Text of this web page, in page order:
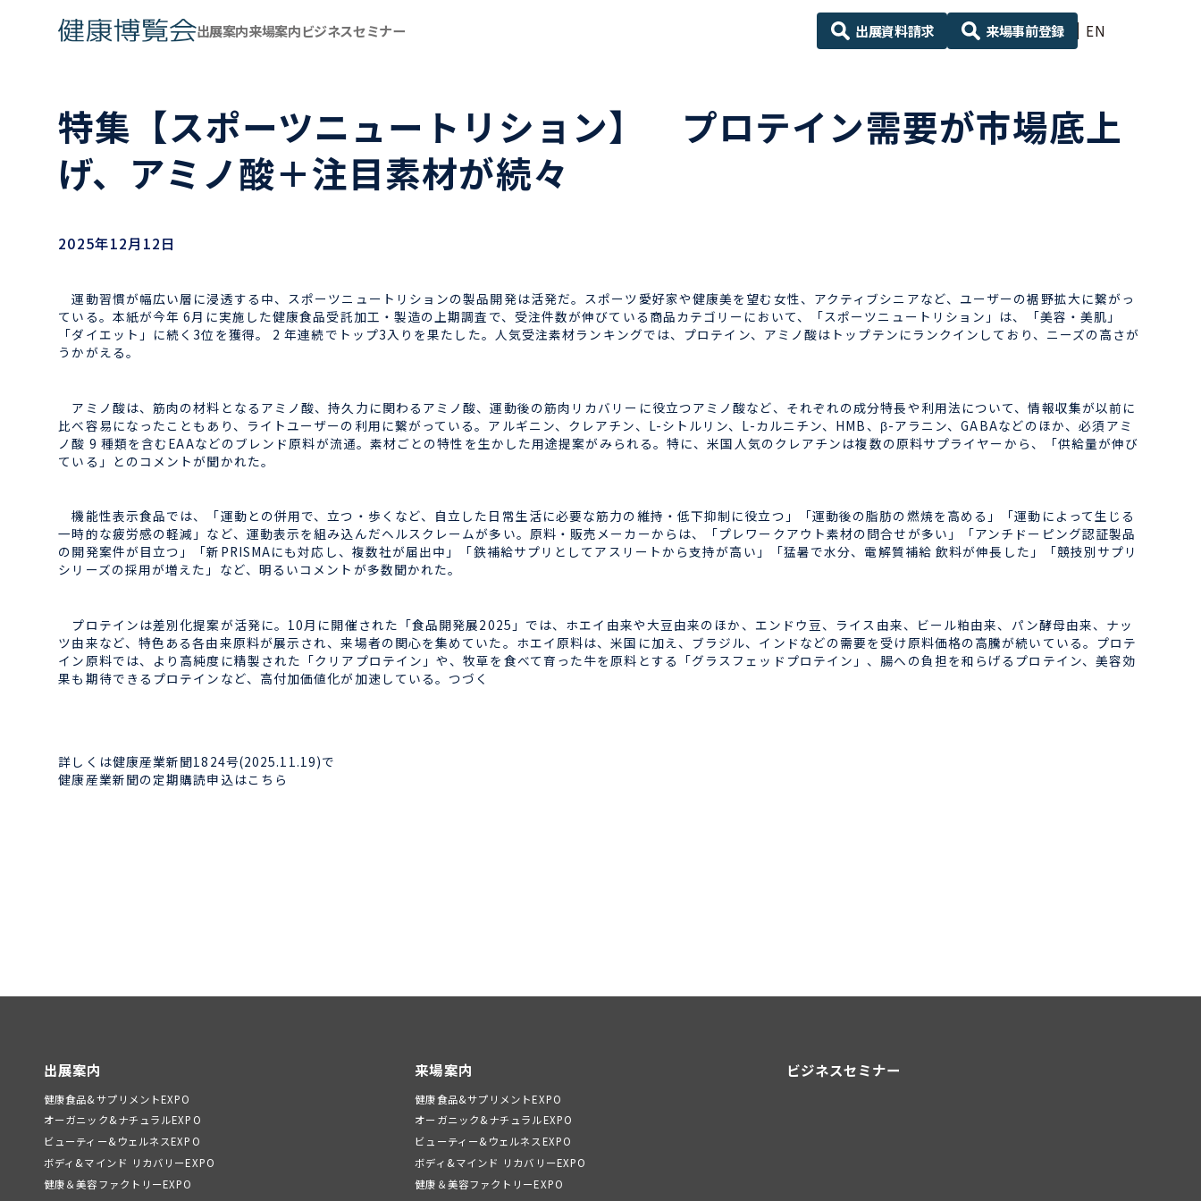
EN
出展案内来場案内ビジネスセミナー 出展資料請求 来場事前登録
特集【スポーツニュートリション】 プロテイン需要が市場底上
げ、アミノ酸＋注目素材が続々
2025年12月12日
運動習慣が幅広い層に浸透する中、スポーツニュートリションの製品開発は活発だ。スポーツ愛好家や健康美を望む女性、アクティブシニアなど、ユーザーの裾野拡大に繋がっ
ている。本紙が今年 6月に実施した健康食品受託加工・製造の上期調査で、受注件数が伸びている商品カテゴリーにおいて、「スポーツニュートリション」は、「美容・美肌」
「ダイエット」に続く3位を獲得。 2 年連続でトップ3入りを果たした。人気受注素材ランキングでは、プロテイン、アミノ酸はトップテンにランクインしており、ニーズの高さが
うかがえる。
アミノ酸は、筋肉の材料となるアミノ酸、持久力に関わるアミノ酸、運動後の筋肉リカバリーに役立つアミノ酸など、それぞれの成分特長や利用法について、情報収集が以前に
比べ容易になったこともあり、ライトユーザーの利用に繋がっている。アルギニン、クレアチン、L-シトルリン、L-カルニチン、HMB、β-アラニン、GABAなどのほか、必須アミ
ノ酸 9 種類を含むEAAなどのブレンド原料が流通。素材ごとの特性を生かした用途提案がみられる。特に、米国人気のクレアチンは複数の原料サプライヤーから、「供給量が伸び
ている」とのコメントが聞かれた。
機能性表示食品では、「運動との併用で、立つ・歩くなど、自立した日常生活に必要な筋力の維持・低下抑制に役立つ」「運動後の脂肪の燃焼を高める」「運動によって生じる
一時的な疲労感の軽減」など、運動表示を組み込んだヘルスクレームが多い。原料・販売メーカーからは、「プレワークアウト素材の問合せが多い」「アンチドーピング認証製品
の開発案件が目立つ」「新PRISMAにも対応し、複数社が届出中」「鉄補給サプリとしてアスリートから支持が高い」「猛暑で水分、電解質補給 飲料が伸長した」「競技別サプリ
シリーズの採用が増えた」など、明るいコメントが多数聞かれた。
プロテインは差別化提案が活発に。10月に開催された「食品開発展2025」では、ホエイ由来や大豆由来のほか、エンドウ豆、ライス由来、ビール粕由来、パン酵母由来、ナッ
ツ由来など、特色ある各由来原料が展示され、来場者の関心を集めていた。ホエイ原料は、米国に加え、ブラジル、インドなどの需要を受け原料価格の高騰が続いている。プロテ
イン原料では、より高純度に精製された「クリアプロテイン」や、牧草を食べて育った牛を原料とする「グラスフェッドプロテイン」、腸への負担を和らげるプロテイン、美容効
果も期待できるプロテインなど、高付加価値化が加速している。つづく
詳しくは健康産業新聞1824号(2025.11.19)で
健康産業新聞の定期購読申込はこちら
出展案内
健康食品&サプリメントEXPO
オーガニック&ナチュラルEXPO
ビューティー&ウェルネスEXPO
ボディ&マインド リカバリーEXPO
健康＆美容ファクトリーEXPO
来場案内
健康食品&サプリメントEXPO
オーガニック&ナチュラルEXPO
ビューティー&ウェルネスEXPO
ボディ&マインド リカバリーEXPO
健康＆美容ファクトリーEXPO
ビジネスセミナー